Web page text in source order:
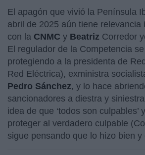
El apagón que vivió la Península
abril de 2025 aún tiene relevancia
con la CNMC y Beatriz Corredor
El regulador de la Competencia
protegiendo a la presidenta de
Red Eléctrica), exministra
Pedro Sánchez, y lo hace
sancionadores a diestra y
idea de que ‘todos son culpables’
proteger al verdadero culpable
sigue pensando que lo hizo bien y